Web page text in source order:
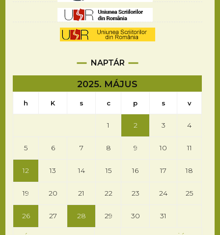
NAPTÁR
2025. MÁJUS
h K s c p s v
1 2 3 4
5 6 7 8 9 10 11
12 13 14 15 16 17 18
19 20 21 22 23 24 25
26 27 28 29 30 31